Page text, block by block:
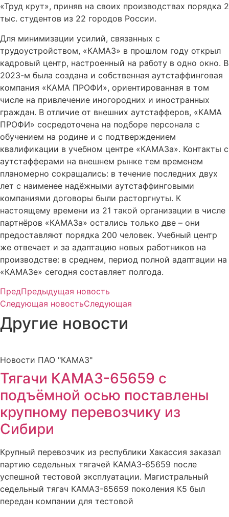
«Труд крут», приняв на своих производствах порядка 2
тыс. студентов из 22 городов России.
Для минимизации усилий, связанных с
трудоустройством, «КАМАЗ» в прошлом году открыл
кадровый центр, настроенный на работу в одно окно. В
2023-м была создана и собственная аутстаффинговая
компания «КАМА ПРОФИ», ориентированная в том
числе на привлечение иногородних и иностранных
граждан. В отличие от внешних аутстафферов, «КАМА
ПРОФИ» сосредоточена на подборе персонала с
обучением на родине и с подтверждением
квалификации в учебном центре «КАМАЗа». Контакты с
аутстафферами на внешнем рынке тем временем
планомерно сокращались: в течение последних двух
лет с наименее надёжными аутстаффинговыми
компаниями договоры были расторгнуты. К
настоящему времени из 21 такой организации в числе
партнёров «КАМАЗа» остались только две – они
предоставляют порядка 200 человек. Учебный центр
же отвечает и за адаптацию новых работников на
производстве: в среднем, период полной адаптации на
«КАМАЗе» сегодня составляет полгода.
ПредПредыдущая новость
Следующая новостьСледующая
Другие новости
Новости ПАО "КАМАЗ"
Тягачи КАМАЗ-65659 с
подъёмной осью поставлены
крупному перевозчику из
Сибири
Крупный перевозчик из республики Хакассия заказал
партию седельных тягачей КАМАЗ-65659 после
успешной тестовой эксплуатации. Магистральный
седельный тягач КАМАЗ-65659 поколения К5 был
передан компании для тестовой